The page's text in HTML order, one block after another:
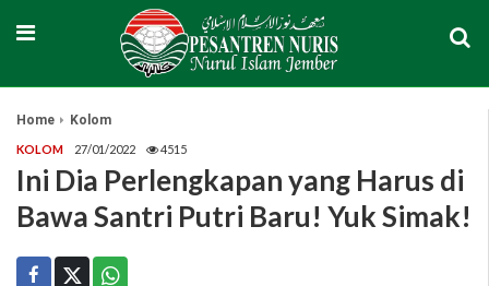
Home Kolom
KOLOM 27/01/2022 4515
Ini Dia Perlengkapan yang Harus di
Bawa Santri Putri Baru! Yuk Simak!